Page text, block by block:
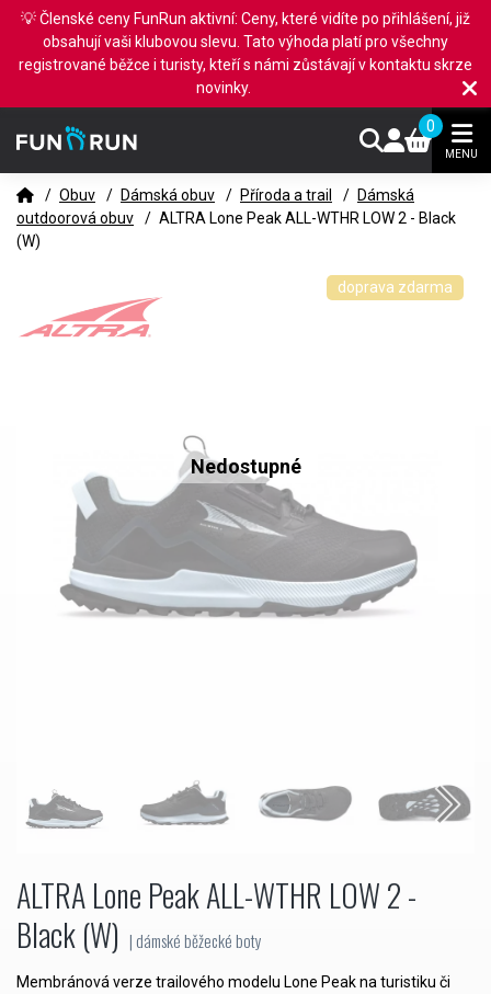
0
MENU
/ Obuv / Dámská obuv / Příroda a trail / Dámská
outdoorová obuv
/ ALTRA Lone Peak ALL-WTHR LOW 2 - Black
(W)
Nedostupné
doprava zdarma
ALTRA Lone Peak ALL-WTHR LOW 2 -
Black (W) | dámské běžecké boty
Membránová verze trailového modelu Lone Peak na turistiku či
💡 Členské ceny FunRun aktivní: Ceny, které vidíte po přihlášení, již
obsahují vaši klubovou slevu. Tato výhoda platí pro všechny
registrované běžce i turisty, kteří s námi zůstávají v kontaktu skrze
novinky.